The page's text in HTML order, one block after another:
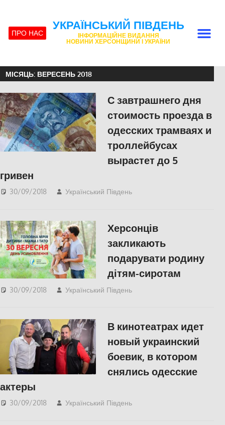
ПРО НАС
УКРАЇНСЬКИЙ ПІВДЕНЬ
ІНФОРМАЦІЙНЕ ВИДАННЯ
НОВИНИ ХЕРСОНЩИНИ І УКРАЇНИ
МІСЯЦЬ: ВЕРЕСЕНЬ 2018
С завтрашнего дня
стоимость проезда в
одесских трамваях и
троллейбусах
вырастет до 5
гривен
30/09/2018 Український Південь
Херсонців
закликають
подарувати родину
дітям-сиротам
30/09/2018 Український Південь
В кинотеатрах идет
новый украинский
боевик, в котором
снялись одесские
актеры
30/09/2018 Український Південь